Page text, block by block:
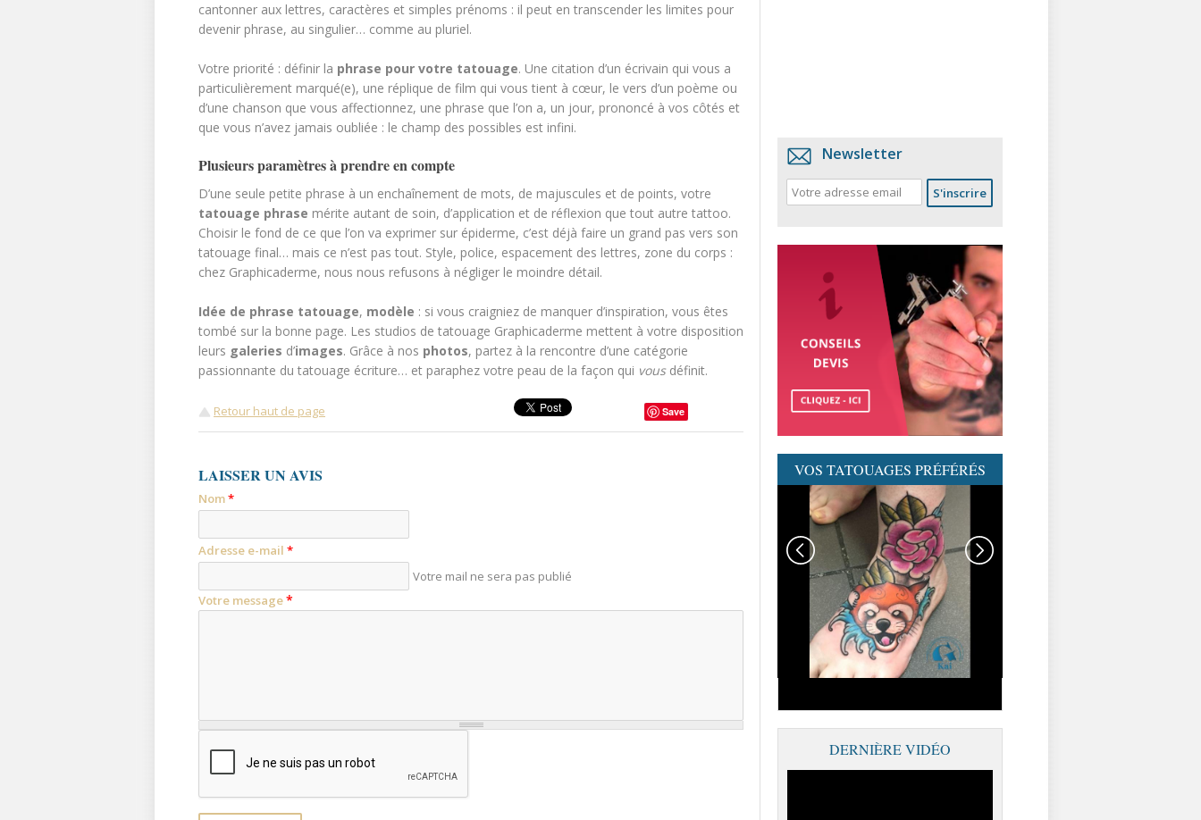
cantonner aux lettres, caractères et simples prénoms : il peut en transcender les limites pour
devenir phrase, au singulier… comme au pluriel.
Votre priorité : définir la phrase pour votre tatouage. Une citation d’un écrivain qui vous a
particulièrement marqué(e), une réplique de film qui vous tient à cœur, le vers d’un poème ou
d’une chanson que vous affectionnez, une phrase que l’on a, un jour, prononcé à vos côtés et
que vous n’avez jamais oubliée : le champ des possibles est infini.
Plusieurs paramètres à prendre en compte
D’une seule petite phrase à un enchaînement de mots, de majuscules et de points, votre
tatouage phrase mérite autant de soin, d’application et de réflexion que tout autre tattoo.
Choisir le fond de ce que l’on va exprimer sur épiderme, c’est déjà faire un grand pas vers son
tatouage final… mais ce n’est pas tout. Style, police, espacement des lettres, zone du corps :
chez Graphicaderme, nous nous refusons à négliger le moindre détail.
Idée de phrase tatouage, modèle : si vous craigniez de manquer d’inspiration, vous êtes
tombé sur la bonne page. Les studios de tatouage Graphicaderme mettent à votre disposition
leurs galeries d’images. Grâce à nos photos, partez à la rencontre d’une catégorie
passionnante du tatouage écriture… et paraphez votre peau de la façon qui vousdéfinit.
Retour haut de page Save
LAISSER UN AVIS
Nom*
Adresse e-mail *
Votre mail ne sera pas publié
Votre message*
Newsletter
VOS TATOUAGES PRÉFÉRÉS
GRAPHICADERME-
TATOUAGENEOTRAD-
NEOTRAD-AVIGNON-
MEILLEURSTATOUEURS
DERNIÈRE VIDÉO